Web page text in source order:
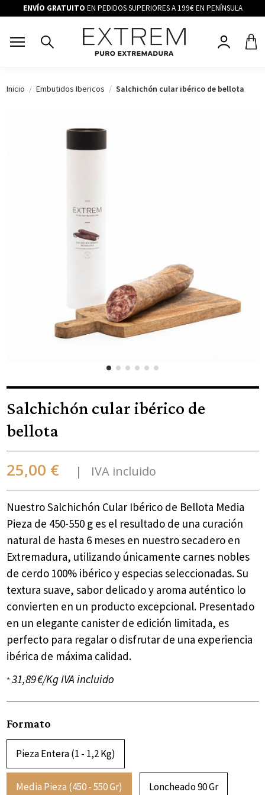
ENVÍO GRATUITO EN PEDIDOS SUPERIORES A 199€ EN PENÍNSULA
Inicio Embutidos Ibericos Salchichón cular ibérico de bellota
Salchichón cular ibérico de
bellota
25,00 € IVA incluido
Nuestro Salchichón Cular Ibérico de Bellota Media
Pieza de 450-550 g es el resultado de una curación
natural de hasta 6 meses en nuestro secadero en
Extremadura, utilizando únicamente carnes nobles
de cerdo 100% ibérico y especias seleccionadas. Su
textura suave, sabor delicado y aroma auténtico lo
convierten en un producto excepcional. Presentado
en un elegante canister de edición limitada, es
perfecto para regalar o disfrutar de una experiencia
ibérica de máxima calidad.
* 31,89 €/Kg IVA incluido
Formato
Pieza Entera (1 - 1,2 Kg)
Media Pieza (450 - 550 Gr) Loncheado 90 Gr